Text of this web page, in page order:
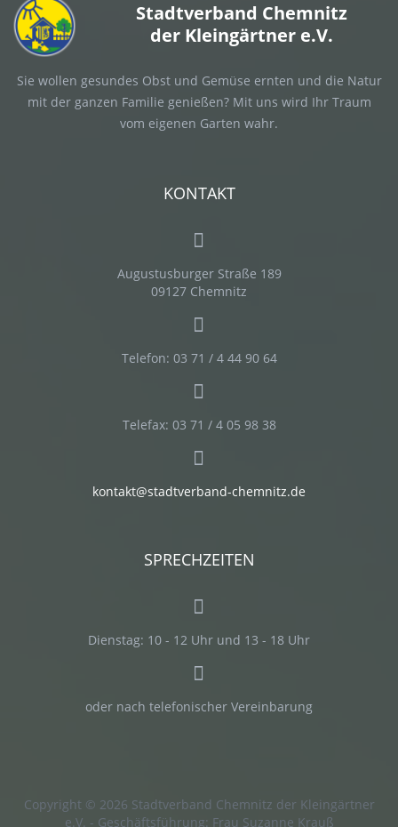
Stadtverband Chemnitz
der Kleingärtner e.V.
Sie wollen gesundes Obst und Gemüse ernten und die Natur
mit der ganzen Familie genießen? Mit uns wird Ihr Traum
vom eigenen Garten wahr.
KONTAKT
Augustusburger Straße 189
09127 Chemnitz
Telefon: 03 71 / 4 44 90 64
Telefax: 03 71 / 4 05 98 38
kontakt@stadtverband-chemnitz.de
SPRECHZEITEN
Dienstag: 10 - 12 Uhr und 13 - 18 Uhr
oder nach telefonischer Vereinbarung
Copyright © 2026 Stadtverband Chemnitz der Kleingärtner
e.V. - Geschäftsführung: Frau Suzanne Krauß